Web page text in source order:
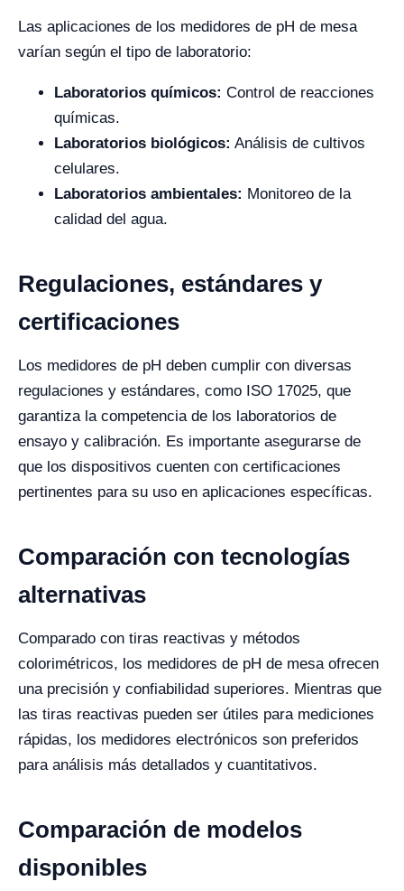
Las aplicaciones de los medidores de pH de mesa
varían según el tipo de laboratorio:
Laboratorios químicos: Control de reacciones
químicas.
Laboratorios biológicos: Análisis de cultivos
celulares.
Laboratorios ambientales: Monitoreo de la
calidad del agua.
Regulaciones, estándares y
certificaciones
Los medidores de pH deben cumplir con diversas
regulaciones y estándares, como ISO 17025, que
garantiza la competencia de los laboratorios de
ensayo y calibración. Es importante asegurarse de
que los dispositivos cuenten con certificaciones
pertinentes para su uso en aplicaciones específicas.
Comparación con tecnologías
alternativas
Comparado con tiras reactivas y métodos
colorimétricos, los medidores de pH de mesa ofrecen
una precisión y confiabilidad superiores. Mientras que
las tiras reactivas pueden ser útiles para mediciones
rápidas, los medidores electrónicos son preferidos
para análisis más detallados y cuantitativos.
Comparación de modelos
disponibles